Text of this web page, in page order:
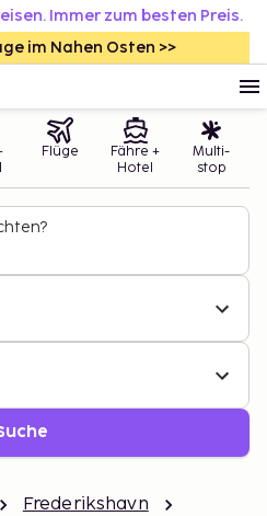
Immer zum besten Preis.
im Nahen Osten >>
Flüge
Fähre +
Hotel
Multi-
stop
Frederikshavn